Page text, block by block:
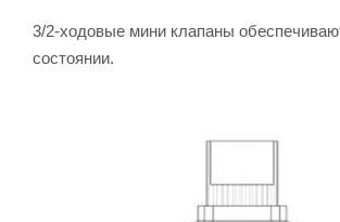
3/2-ходовые мини клапаны
состоянии.